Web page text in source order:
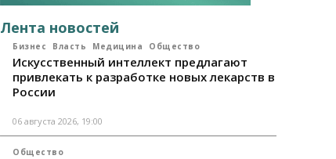
Лента новостей
Бизнес Власть Медицина Общество
Искусственный интеллект предлагают
привлекать к разработке новых лекарств в
России
06 августа 2026, 19:00
Общество